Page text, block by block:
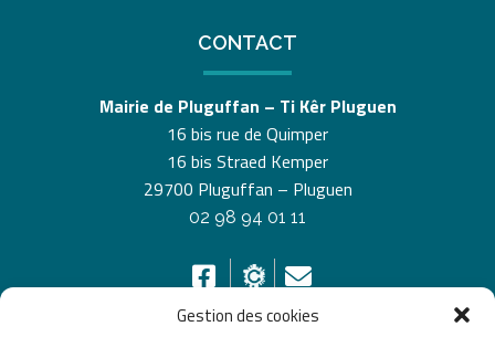
Gestion des cookies
CONTACT
Mairie de Pluguffan – Ti Kêr Pluguen
16 bis rue de Quimper
16 bis Straed Kemper
29700 Pluguffan – Pluguen
02 98 94 01 11